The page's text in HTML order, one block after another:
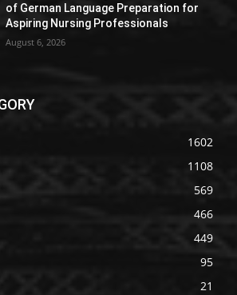
of German Language Preparation for
Aspiring Nursing Professionals
August 6, 2026
1602
1108
569
466
449
95
21